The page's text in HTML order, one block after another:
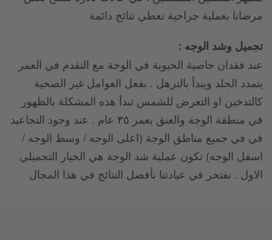
مرضانا بعملية جراحية تعطي نتائج دائمة
تجميل وشد الوجه :
عند فقدان خاصية الحيوية في الوجة مع التقدم في العمر
يتمدد الجلد ويبدأ بالترهل . بفعل العوامل غير الصحية
كالتدخين او التعرض للشمس تبدأ هذه المشكلة بالظهور
في منطقة الوجة والعنق بعمر ٣٥ عام . عند وجود التجاعيد
في في جميع مناطق الوجة (اعلى الوجه / وسط الوجه /
اسفل الوجه) تكون عملية شد الوجة هي الخيار التجميلي
الاول . نفتخر في عيادتنا بأفضل النتائج في هذا المجال